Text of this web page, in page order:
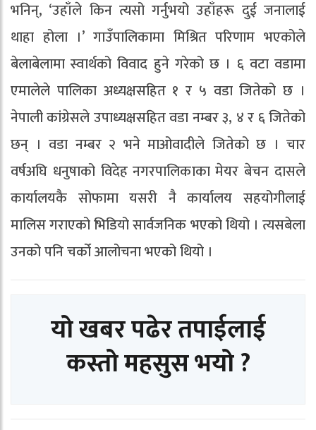
भनिन्, ‘उहाँले किन त्यसो गर्नुभयो उहाँहरू दुई जनालाई
थाहा होला ।’ गाउँपालिकामा मिश्रित परिणाम भएकोले
बेलाबेलामा स्वार्थको विवाद हुने गरेको छ । ६ वटा वडामा
एमालेले पालिका अध्यक्षसहित १ र ५ वडा जितेको छ ।
नेपाली कांग्रेसले उपाध्यक्षसहित वडा नम्बर ३, ४ र ६ जितेको
छन् । वडा नम्बर २ भने माओवादीले जितेको छ । चार
वर्षअघि धनुषाको विदेह नगरपालिकाका मेयर बेचन दासले
कार्यालयकै सोफामा यसरी नै कार्यालय सहयोगीलाई
मालिस गराएको भिडियो सार्वजनिक भएको थियो । त्यसबेला
उनको पनि चर्को आलोचना भएको थियो ।
यो खबर पढेर तपाईलाई
कस्तो महसुस भयो ?